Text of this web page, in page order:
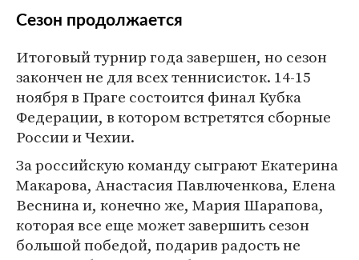
Сезон продолжается
Итоговый турнир года завершен, но сезон
закончен не для всех теннисисток. 14-15
ноября в Праге состоится финал Кубка
Федерации, в котором встретятся сборные
России и Чехии.
За российскую команду сыграют Екатерина
Макарова, Анастасия Павлюченкова, Елена
Веснина и, конечно же, Мария Шарапова,
которая все еще может завершить сезон
большой победой, подарив радость не